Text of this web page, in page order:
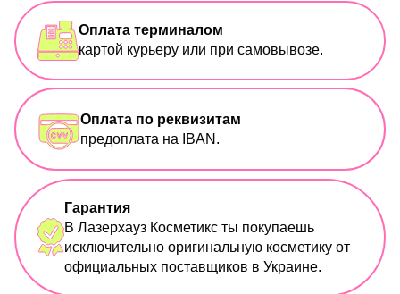
Оплата терминалом
картой курьеру или при самовывозе.
Оплата по реквизитам
предоплата на IBAN.
Гарантия
В Лазерхауз Косметикс ты покупаешь
исключительно оригинальную косметику от
официальных поставщиков в Украине.